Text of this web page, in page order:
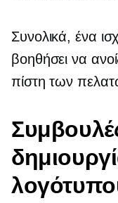
Συνολικά, ένα
βοηθήσει να
πίστη των